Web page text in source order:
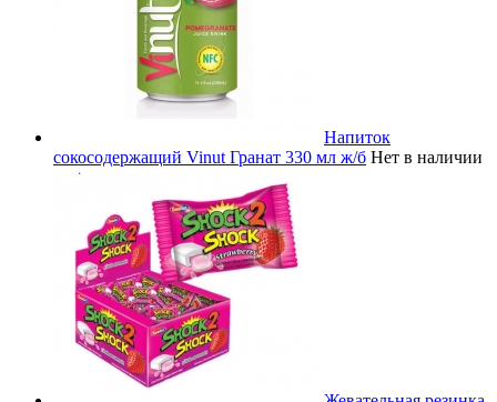
Напиток
сокосодержащий Vinut Гранат 330 мл ж/б Нет в наличии